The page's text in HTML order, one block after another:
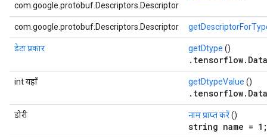
com.google.protobuf.Descriptors.Descriptor
com.google.protobuf.Descriptors.Descriptor
डेटा प्रकार getDtype ()
int यहाँ getDtypeValue ()
डोरी नाम प्राप्त करें()
string name = 1;